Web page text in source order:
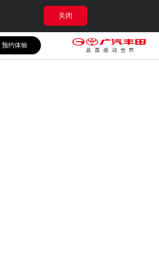
关闭
预约体验